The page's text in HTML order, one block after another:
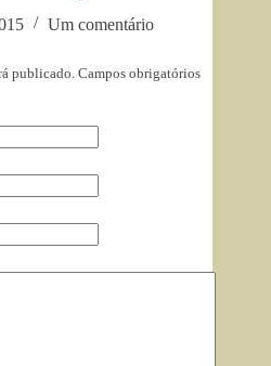
Um comentário
publicado. Campos obrigatórios